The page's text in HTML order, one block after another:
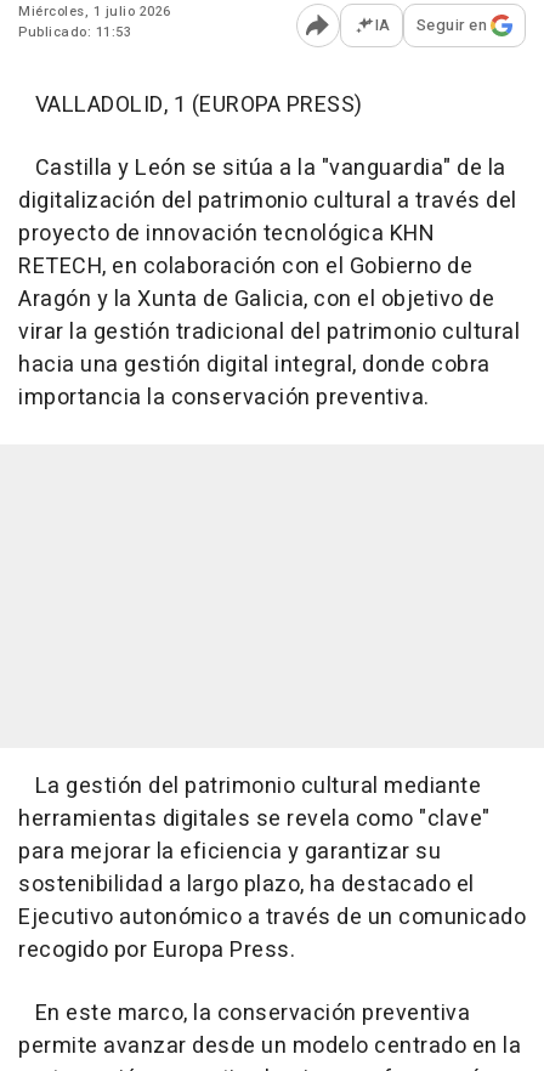
Miércoles, 1 julio 2026
Publicado: 11:53
Abrir opciones para
IA Seguir en
VALLADOLID, 1 (EUROPA PRESS)
Castilla y León se sitúa a la "vanguardia" de la
digitalización del patrimonio cultural a través del
proyecto de innovación tecnológica KHN
RETECH, en colaboración con el Gobierno de
Aragón y la Xunta de Galicia, con el objetivo de
virar la gestión tradicional del patrimonio cultural
hacia una gestión digital integral, donde cobra
importancia la conservación preventiva.
La gestión del patrimonio cultural mediante
herramientas digitales se revela como "clave"
para mejorar la eficiencia y garantizar su
sostenibilidad a largo plazo, ha destacado el
Ejecutivo autonómico a través de un comunicado
recogido por Europa Press.
En este marco, la conservación preventiva
permite avanzar desde un modelo centrado en la